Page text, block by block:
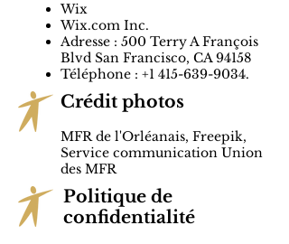
Wix
Wix.com Inc.
Adresse : 500 Terry A François
Blvd San Francisco, CA 94158
Téléphone : +1 415-639-9034.
Crédit photos
MFR de l'Orléanais, Freepik,
Service communication Union
des MFR
Politique de
confidentialité